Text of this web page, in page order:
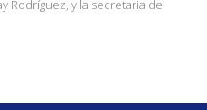
Rodríguez, y la secretaria de